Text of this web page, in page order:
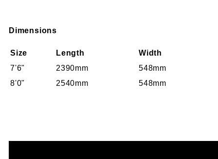
Dimensions
Size Length
Width
7'6"
2390mm
548mm
8'0"
2540mm 548mm